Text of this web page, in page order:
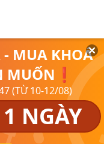
MUA KHOÁ
MUỐN❗
(TỪ 10-12/08)
NGÀY